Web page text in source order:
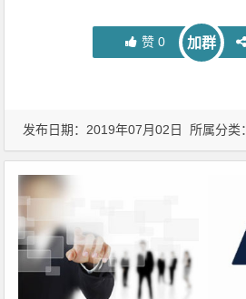
赞 0 加群
发布日期：2019年07月02日 所属分类